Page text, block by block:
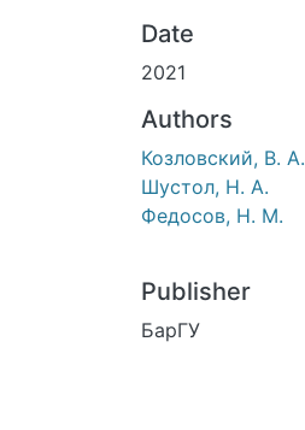
Date
2021
Authors
Козловский, В. А.
Шустол, Н. А.
Федосов, Н. М.
Publisher
БарГУ